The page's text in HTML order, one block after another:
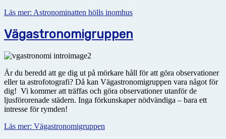
Läs mer: Astronominatten hölls inomhus
Vägastronomigruppen
Är du beredd att ge dig ut på mörkare håll för att göra observationer
eller ta astrofotografi? Då kan Vägastronomigruppen vara något för
dig! Vi kommer att träffas och göra observationer utanför de
ljusförorenade städern. Inga förkunskaper nödvändiga – bara ett
intresse för rymden!
Läs mer: Vägastronomigruppen